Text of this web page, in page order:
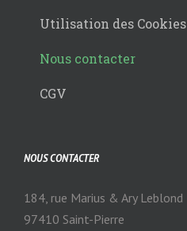
Utilisation des Cookies
Nous contacter
CGV
NOUS CONTACTER
184, rue Marius & Ary Leblond
97410 Saint-Pierre